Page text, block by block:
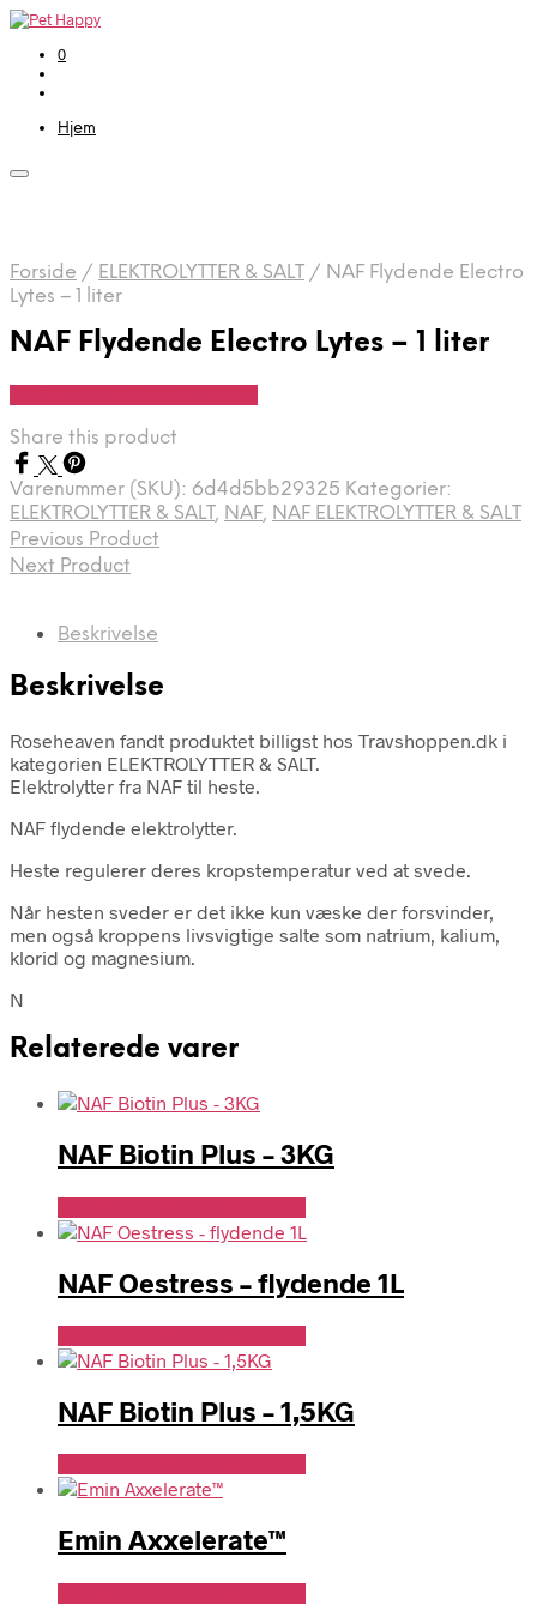
0
Hjem
Forside / ELEKTROLYTTER & SALT / NAF Flydende Electro
Lytes – 1 liter
NAF Flydende Electro Lytes – 1 liter
Share this product
Varenummer (SKU): 6d4d5bb29325 Kategorier:
ELEKTROLYTTER & SALT, NAF, NAF ELEKTROLYTTER & SALT
Previous Product
Next Product
Beskrivelse
Beskrivelse
Roseheaven fandt produktet billigst hos Travshoppen.dk i
kategorien ELEKTROLYTTER & SALT.
Elektrolytter fra NAF til heste.
NAF flydende elektrolytter.
Heste regulerer deres kropstemperatur ved at svede.
Når hesten sveder er det ikke kun væske der forsvinder,
men også kroppens livsvigtige salte som natrium, kalium,
klorid og magnesium.
N
Relaterede varer
NAF Biotin Plus – 3KG
NAF Oestress – flydende 1L
NAF Biotin Plus – 1,5KG
Emin Axxelerate™